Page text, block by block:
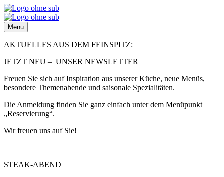
Menu
AKTUELLES AUS DEM FEINSPITZ:
JETZT NEU – UNSER NEWSLETTER
Freuen Sie sich auf Inspiration aus unserer Küche, neue Menüs,
besondere Themenabende und saisonale Spezialitäten.
Die Anmeldung finden Sie ganz einfach unter dem Menüpunkt
„Reservierung“.
Wir freuen uns auf Sie!
STEAK-ABEND